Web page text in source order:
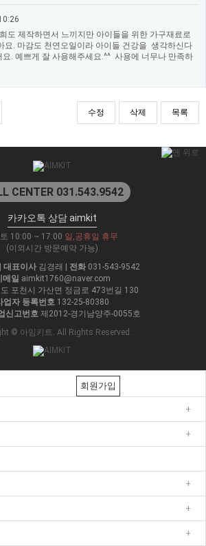
도 제작하면서 느끼지만 아이들을 위한 가구재료로
요. 마감도 천연오일이라 아이들 건강을 생각하신다
. 예쁘게 잘 사용해주세요.^^ 사용에 너무나 만족하
수정 삭제 목록
CENTER 031.543.9542
카카오톡 상담 aimkit
10:00 ~ 17:00 일,공휴일 휴무
(이외시간 방문예약 가능)
대표이사 김경래 전화 031-543-9542
메일 aimkit1760@naver.com
포천시 가산면 정금로 473번길 130
업자 등록번호 132-25-80380
신고번호제2012-경기남양주-0055호
© 아임키트. All Rights Reserved.
회원가입
+
+
+
+
+